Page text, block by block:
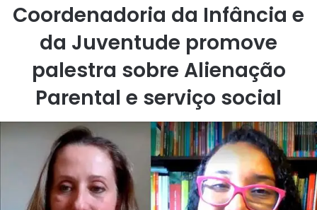
Coordenadoria da Infância e
da Juventude promove
palestra sobre Alienação
Parental e serviço social